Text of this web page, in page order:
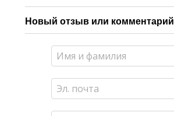
Новый отзыв или комментарий